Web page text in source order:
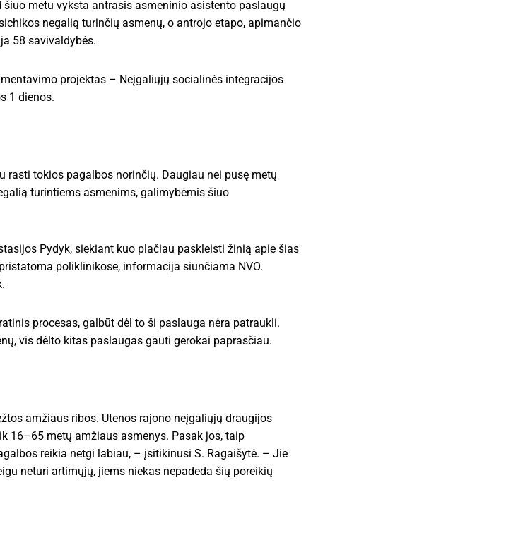
metu vyksta antrasis asmeninio asistento paslaugų
negalią turinčių asmenų, o antrojo etapo, apimančio
58 savivaldybės.
projektas – Neįgaliųjų socialinės integracijos
1 dienos.
tokios pagalbos norinčių. Daugiau nei pusę metų
turintiems asmenims, galimybėmis šiuo
Pydyk, siekiant kuo plačiau paskleisti žinią apie šias
poliklinikose, informacija siunčiama NVO.
procesas, galbūt dėl to ši paslauga nėra patraukli.
vis dėlto kitas paslaugas gauti gerokai paprasčiau.
amžiaus ribos. Utenos rajono neįgaliųjų draugijos
16–65 metų amžiaus asmenys. Pasak jos, taip
reikia netgi labiau, – įsitikinusi S. Ragaišytė. – Jie
neturi artimųjų, jiems niekas nepadeda šių poreikių